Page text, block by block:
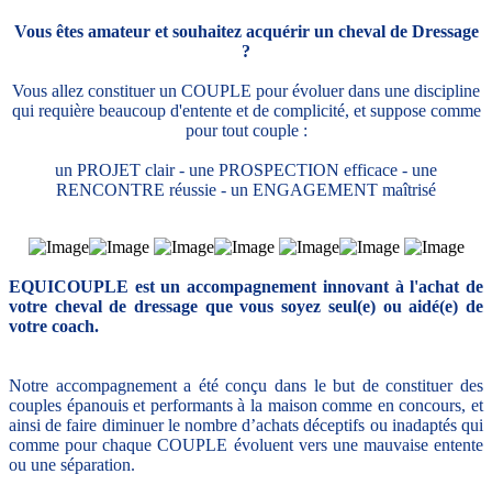
Vous êtes amateur et souhaitez acquérir un cheval de Dressage
?
Vous allez constituer un COUPLE pour évoluer dans une discipline
qui requière beaucoup d'entente et de complicité, et suppose comme
pour tout couple :
un PROJET clair - une PROSPECTION efficace - une
RENCONTRE réussie - un ENGAGEMENT maîtrisé
EQUICOUPLE est un accompagnement innovant à l'achat de
votre cheval de dressage que vous soyez seul(e) ou aidé(e) de
votre coach.
Notre accompagnement a été conçu dans le but de constituer des
couples épanouis et performants à la maison comme en concours, et
ainsi de faire diminuer le nombre d’achats déceptifs ou inadaptés qui
comme pour chaque COUPLE évoluent vers une mauvaise entente
ou une séparation.